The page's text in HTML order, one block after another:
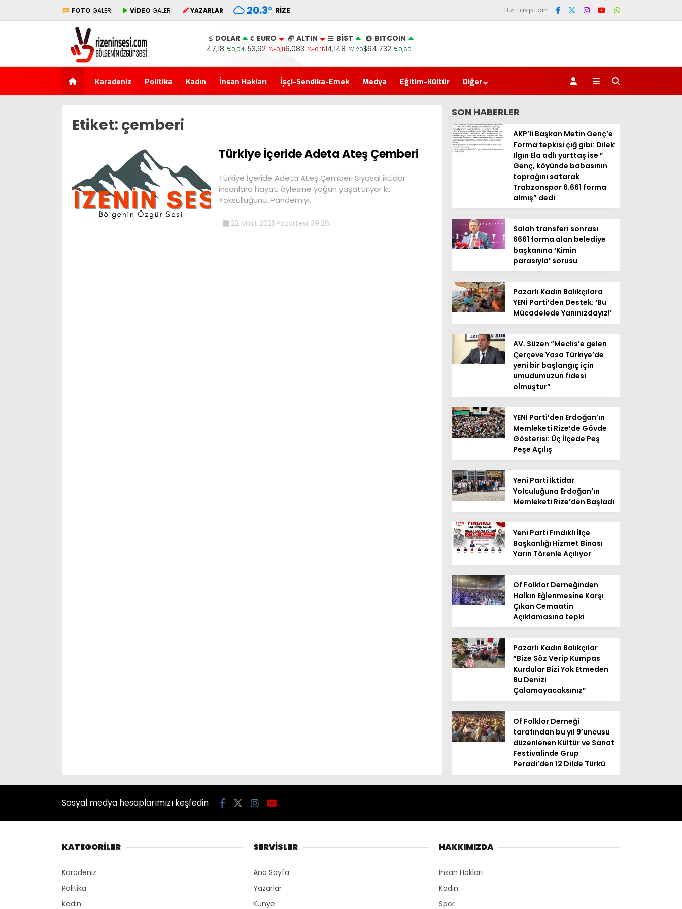
FOTO GALERİ VİDEO GALERİ YAZARLAR 20.3° RIZE Bizi Takip Edin
DOLAR
47,18 %0,04
EURO
53,92 %-0,11
ALTIN
6,083 %-0,15
BİST
14,148 %1,20
BITCOIN
$64.732 %0,60
Karadeniz Politika Kadın İnsan Hakları İşçi-Sendika-Emek Medya Eğitim-Kültür Diğer
Etiket: çemberi
Türkiye İçeride Adeta Ateş Çemberi
Türkiye İçeride Adeta Ateş Çemberi Siyasal iktidar
insanlara hayatı öylesine yoğun yaşattırıyor ki,
Yoksulluğunu, Pandemiyi,
22 Mart 2021 Pazartesi 09:26
SON HABERLER
AKP’li Başkan Metin Genç’e
Forma tepkisi çığ gibi: Dilek
Ilgın Ela adlı yurttaş ise ”
Genç, köyünde babasının
toprağını satarak
Trabzonspor 6.661 forma
almış” dedi
Salah transferi sonrası
6661 forma alan belediye
başkanına ‘Kimin
parasıyla’ sorusu
Pazarlı Kadın Balıkçılara
YENİ Parti’den Destek: ‘Bu
Mücadelede Yanınızdayız!’
AV. Süzen “Meclis’e gelen
Çerçeve Yasa Türkiye’de
yeni bir başlangıç için
umudumuzun fidesi
olmuştur”
YENİ Parti’den Erdoğan’ın
Memleketi Rize’de Gövde
Gösterisi: Üç İlçede Peş
Peşe Açılış
Yeni Parti İktidar
Yolculuğuna Erdoğan’ın
Memleketi Rize’den Başladı
Yeni Parti Fındıklı İlçe
Başkanlığı Hizmet Binası
Yarın Törenle Açılıyor
Of Folklor Derneğinden
Halkın Eğlenmesine Karşı
Çıkan Cemaatin
Açıklamasına tepki
Pazarlı Kadın Balıkçılar
“Bize Söz Verip Kumpas
Kurdular Bizi Yok Etmeden
Bu Denizi
Çalamayacaksınız”
Of Folklor Derneği
tarafından bu yıl 9’uncusu
düzenlenen Kültür ve Sanat
Festivalinde Grup
Peradi’den 12 Dilde Türkü
Sosyal medya hesaplarımızı keşfedin
KATEGORİLER
Karadeniz
Politika
Kadın
SERVİSLER
Ana Sayfa
Yazarlar
Künye
HAKKIMIZDA
İnsan Hakları
Kadın
Spor